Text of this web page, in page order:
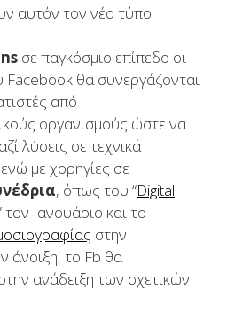
αυτόν τον νέο τύπο
σε παγκόσμιο επίπεδο οι
Facebook θα συνεργάζονται
από
οργανισμούς ώστε να
λύσεις σε τεχνικά
με χορηγίες σε
, όπως του “Digital
τον Ιανουάριο και το
στην
άνοιξη, το Fb θα
ανάδειξη των σχετικών